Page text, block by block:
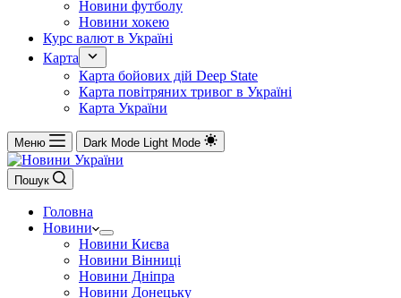
Новини футболу
Новини хокею
Курс валют в Україні
Карта
Карта бойових дій Deep State
Карта повітряних тривог в Україні
Карта України
Меню Dark Mode Light Mode
Пошук
Головна
Новини
Новини Києва
Новини Вінниці
Новини Дніпра
Новини Донецьку